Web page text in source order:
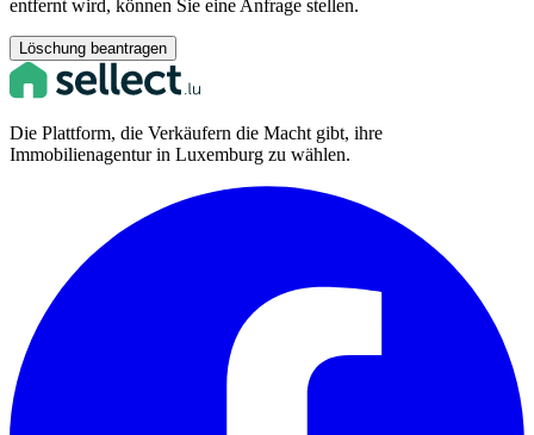
entfernt wird, können Sie eine Anfrage stellen.
Löschung beantragen
Die Plattform, die Verkäufern die Macht gibt, ihre
Immobilienagentur in Luxemburg zu wählen.